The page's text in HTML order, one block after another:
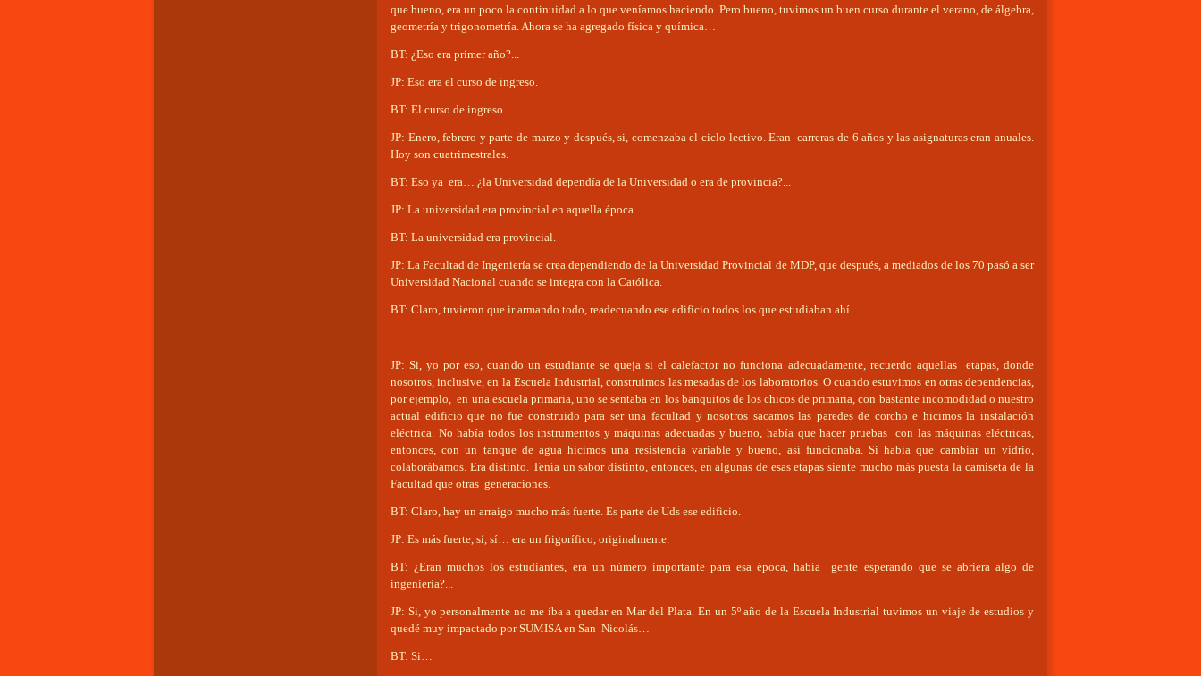
que bueno, era un poco la continuidad a lo que veníamos haciendo. Pero bueno, tuvimos un buen curso durante el verano, de álgebra,
geometría y trigonometría. Ahora se ha agregado física y química…
BT: ¿Eso era primer año?...
JP: Eso era el curso de ingreso.
BT: El curso de ingreso.
JP: Enero, febrero y parte de marzo y después, si, comenzaba el ciclo lectivo. Eran carreras de 6 años y las asignaturas eran anuales.
Hoy son cuatrimestrales.
BT: Eso ya era… ¿la Universidad dependía de la Universidad o era de provincia?...
JP: La universidad era provincial en aquella época.
BT: La universidad era provincial.
JP: La Facultad de Ingeniería se crea dependiendo de la Universidad Provincial de MDP, que después, a mediados de los 70 pasó a ser
Universidad Nacional cuando se integra con la Católica.
BT: Claro, tuvieron que ir armando todo, readecuando ese edificio todos los que estudiaban ahí.
JP: Si, yo por eso, cuando un estudiante se queja si el calefactor no funciona adecuadamente, recuerdo aquellas etapas, donde
nosotros, inclusive, en la Escuela Industrial, construimos las mesadas de los laboratorios. O cuando estuvimos en otras dependencias,
por ejemplo, en una escuela primaria, uno se sentaba en los banquitos de los chicos de primaria, con bastante incomodidad o nuestro
actual edificio que no fue construido para ser una facultad y nosotros sacamos las paredes de corcho e hicimos la instalación
eléctrica. No había todos los instrumentos y máquinas adecuadas y bueno, había que hacer pruebas con las máquinas eléctricas,
entonces, con un tanque de agua hicimos una resistencia variable y bueno, así funcionaba. Si había que cambiar un vidrio,
colaborábamos. Era distinto. Tenía un sabor distinto, entonces, en algunas de esas etapas siente mucho más puesta la camiseta de la
Facultad que otras generaciones.
BT: Claro, hay un arraigo mucho más fuerte. Es parte de Uds ese edificio.
JP: Es más fuerte, sí, sí… era un frigorífico, originalmente.
BT: ¿Eran muchos los estudiantes, era un número importante para esa época, había gente esperando que se abriera algo de
ingeniería?...
JP: Si, yo personalmente no me iba a quedar en Mar del Plata. En un 5º año de la Escuela Industrial tuvimos un viaje de estudios y
quedé muy impactado por SUMISA en San Nicolás…
BT: Si…